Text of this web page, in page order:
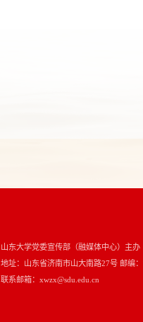
山东大学党委宣传部（融媒体中心）主办
地址：山东省济南市山大南路27号 邮编
联系邮箱：xwzx@sdu.edu.cn